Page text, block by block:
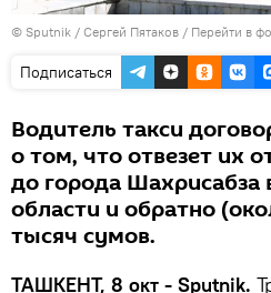
© Sputnik / Сергей Пятаков / Перейти в
Подписаться
Водитель такси
о том, что отвезет их
до города Шахрисабза
области и обратно
тысяч сумов.
ТАШКЕНТ, 8 окт - Sputnik.